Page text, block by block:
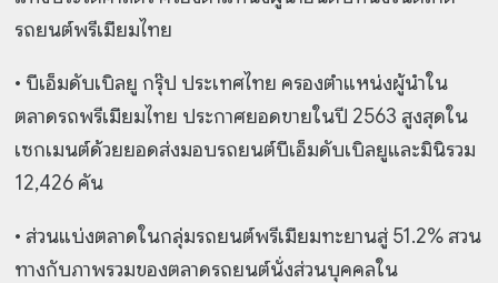
รถยนต์พรีเมียมไทย
• บีเอ็มดับเบิลยู กรุ๊ป ประเทศไทย ครองตำแหน่งผู้นำใน
ตลาดรถพรีเมียมไทย ประกาศยอดขายในปี 2563 สูงสุดใน
เซกเมนต์ด้วยยอดส่งมอบรถยนต์บีเอ็มดับเบิลยูและมินิรวม
12,426 คัน
• ส่วนแบ่งตลาดในกลุ่มรถยนต์พรีเมียมทะยานสู่ 51.2% สวน
ทางกับภาพรวมของตลาดรถยนต์นั่งส่วนบุคคลใน